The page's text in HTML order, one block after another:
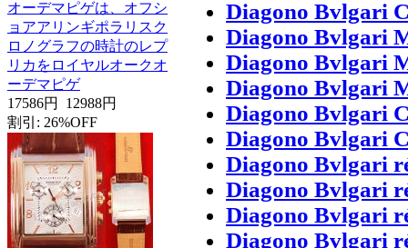
オーデマピゲは、オフシ
ョアアリンギポラリスク
ロノグラフの時計のレプ
リカをロイヤルオークオ
ーデマピゲ
17586円
12988円
割引: 26%OFF
Diagono Bvlgari
Diagono Bvlgari
Diagono Bvlgari
Diagono Bvlgari
Diagono Bvlgari
Diagono Bvlgari
Diagono Bvlgari
Diagono Bvlgari
Diagono Bvlgari
Diagono Bvlgari